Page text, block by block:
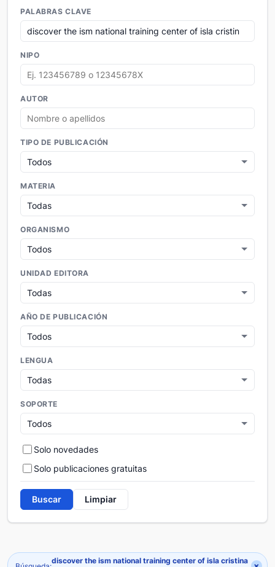
PALABRAS CLAVE
NIPO
AUTOR
TIPO DE PUBLICACIÓN
MATERIA
ORGANISMO
UNIDAD EDITORA
AÑO DE PUBLICACIÓN
LENGUA
SOPORTE
Solo novedades
Solo publicaciones gratuitas
Buscar Limpiar
discover the ism national training center of isla cristina